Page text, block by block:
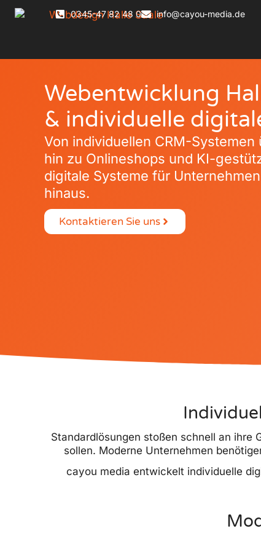
0345-47 82 48 0 info@cayou-media.de
Webentwicklung
& individuelle
Von individuellen CRM-
hin zu Onlineshops und KI-
digitale Systeme für
hinaus.
Kontaktieren Sie uns
Standardlösungen stoßen schnell an ihre
sollen. Moderne Unternehmen
cayou media entwickelt individuelle